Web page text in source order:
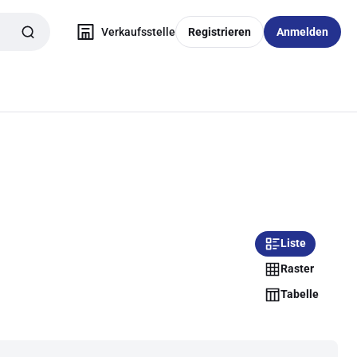
Verkaufsstelle Registrieren Anmelden
Liste
Raster
Tabelle